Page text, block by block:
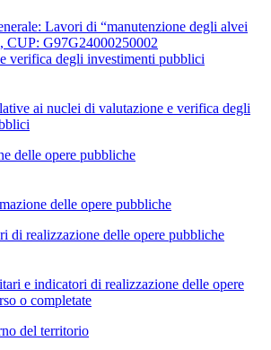
Lavori di “manutenzione degli alvei
CUP: G97G24000250002
verifica degli investimenti pubblici
ai nuclei di valutazione e verifica degli
delle opere pubbliche
delle opere pubbliche
di realizzazione delle opere pubbliche
e indicatori di realizzazione delle opere
o completate
del territorio